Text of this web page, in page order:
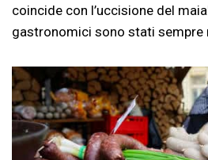
coincide con l’uccisione del
gastronomici sono stati sempre